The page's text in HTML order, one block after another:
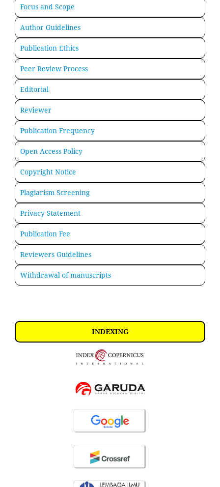
Focus and Scope
Author Guidelines
Publication Ethics
Peer Review Process
Editorial
Reviewer
Publication Frequency
Open Access Policy
Copyright Notice
Plagiarism Screening
Privacy Statement
Publication Fee
Reviewers Guidelines
Withdrawal of manuscripts
INDEXING